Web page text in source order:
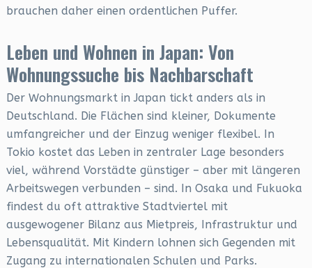
brauchen daher einen ordentlichen Puffer.
Leben und Wohnen in Japan: Von
Wohnungssuche bis Nachbarschaft
Der Wohnungsmarkt in Japan tickt anders als in
Deutschland. Die Flächen sind kleiner, Dokumente
umfangreicher und der Einzug weniger flexibel. In
Tokio kostet das Leben in zentraler Lage besonders
viel, während Vorstädte günstiger – aber mit längeren
Arbeitswegen verbunden – sind. In Osaka und Fukuoka
findest du oft attraktive Stadtviertel mit
ausgewogener Bilanz aus Mietpreis, Infrastruktur und
Lebensqualität. Mit Kindern lohnen sich Gegenden mit
Zugang zu internationalen Schulen und Parks.